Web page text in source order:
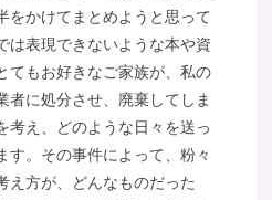
をかけてまとめようと思って
は表現できないような本や資
てもお好きなご家族が、私の
者に処分させ、廃棄してしま
考え、どのような日々を送っ
す。その事件によって、粉々
え方が、どんなものだった